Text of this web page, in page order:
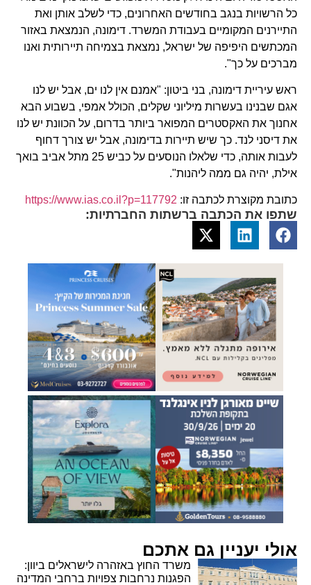
כל הרשויות בנגב בחודשים האחרונים, כדי לשלב אותן ואת
התיירנים המקומיים בעבודת המשרד. דימונה, הנמצאת באזור
המכתשים היפיפה של ישראל, נמצאת בצמיחה תיירותית ואנו
מברכים על כך".
ראש עיריית דימונה, בני ביטון: "אמנם אין לנו ים, אבל יש לנו
אגם שבנינו בעשרות מיליוני שקלים, הכולל אמפי, בשבוע הבא
אחנוך את האקסטרים המפואר ביותר בדרום, על הכוונת יש לנו
את דיסני לנד. כך שיש תיירות בדימונה, אבל יש צורך דחוף
לעבות אותה, כדי שלאלו הנוסעים על כביש 25 מתל אביב בואך
אילת, יהיה גם ממה ליהנות".
כתובת מקוצרת לכתבה זו: https://www.ias.co.il?p=117792
שתפו את הכתבה ברשתות החברתיות:
אולי יעניין גם אתכם
משרד החוץ באזהרה לישראלים ביוון:
הפגנות נרחבות צפויות ברחבי המדינה